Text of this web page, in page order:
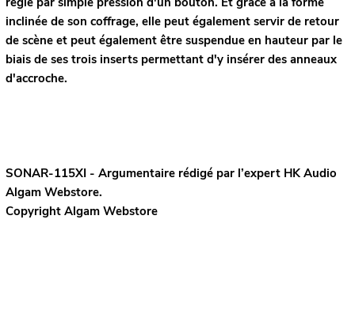
inclinée de son coffrage, elle peut également servir de retour
de scène et peut également être suspendue en hauteur par le
biais de ses trois inserts permettant d'y insérer des anneaux
d'accroche.
SONAR-115XI - Argumentaire rédigé par l’expert HK Audio
Algam Webstore.
Copyright Algam Webstore